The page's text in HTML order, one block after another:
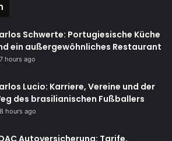
Schwerte: Portugiesische Küche
ein außergewöhnliches Restaurant
7 hours ago
Lucio: Karriere, Vereine und der
des brasilianischen Fußballers
8 hours ago